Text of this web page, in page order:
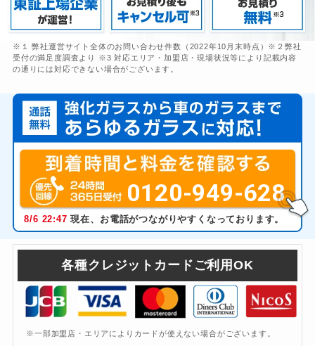
※１ 弊社運営サイト全体のお問い合わせ件数（2022年10月末時点）※２弊社
受付の満足度調査より ※3 対応エリア・加盟店・現場状況等により記載内容
の通りには対応できない場合がございます。
0120-949-628
8/6 22:47 現在、お電話がつながりやすくなっております。
各種クレジットカードご利用OK
※一部加盟店・エリアによりカードが使えない場合がございます。